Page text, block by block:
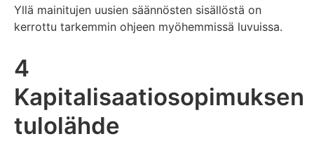
Yllä mainitujen uusien säännösten sisällöstä on
kerrottu tarkemmin ohjeen myöhemmissä luvuissa.
4
Kapitalisaatiosopimuksen
tulolähde